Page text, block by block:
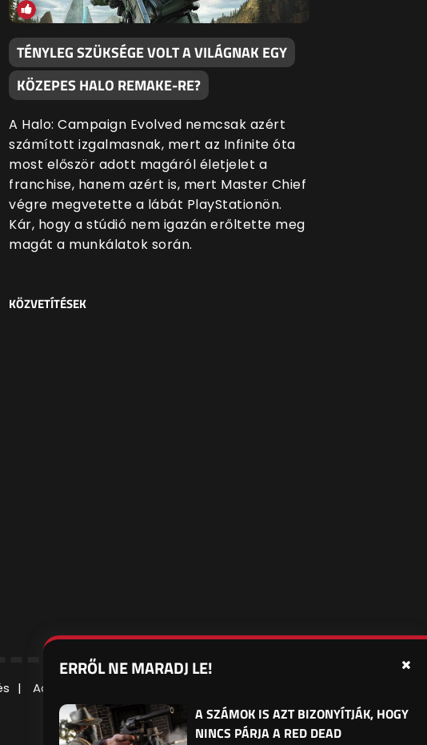
TÉNYLEG SZÜKSÉGE VOLT A VILÁGNAK EGY
KÖZEPES HALO REMAKE-RE?
A Halo: Campaign Evolved nemcsak azért
számított izgalmasnak, mert az Infinite óta
most először adott magáról életjelet a
franchise, hanem azért is, mert Master Chief
végre megvetette a lábát PlayStationön.
Kár, hogy a stúdió nem igazán erőltette meg
magát a munkálatok során.
KÖZVETÍTÉSEK
Adatvédelmi beállítások
Felhasználási Feltételek
ERRŐL NE MARADJ LE!
A SZÁMOK IS AZT BIZONYÍTJÁK, HOGY
NINCS PÁRJA A RED DEAD